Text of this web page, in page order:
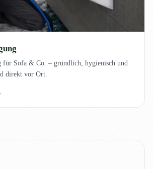
für Sofa & Co. – gründlich, hygienisch und
direkt vor Ort.